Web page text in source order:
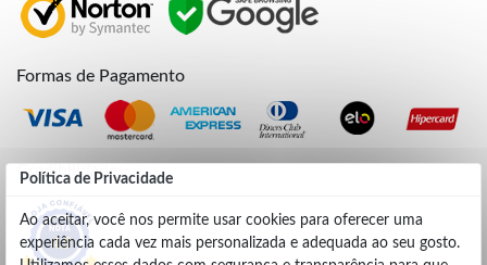
Política de Privacidade
Ao aceitar, você nos permite usar cookies para oferecer uma
experiência cada vez mais personalizada e adequada ao seu gosto.
Formas de Pagamento
Credibilidade
4.9